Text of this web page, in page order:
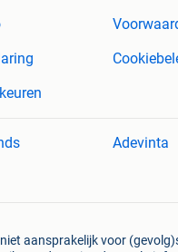
Adevinta
aansprakelijk voor